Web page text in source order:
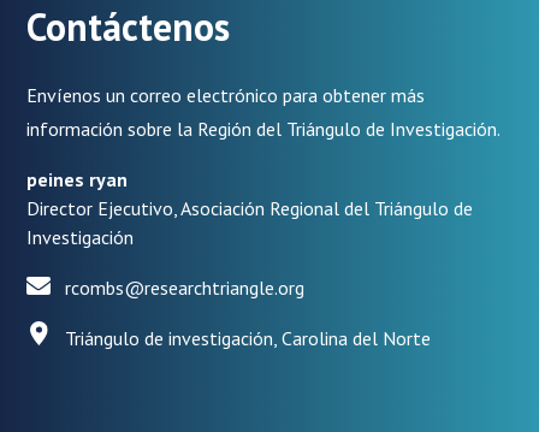
Contáctenos
Envíenos un correo electrónico para obtener más
información sobre la Región del Triángulo de Investigación.
peines ryan
Director Ejecutivo, Asociación Regional del Triángulo de
Investigación
rcombs@researchtriangle.org
Triángulo de investigación, Carolina del Norte